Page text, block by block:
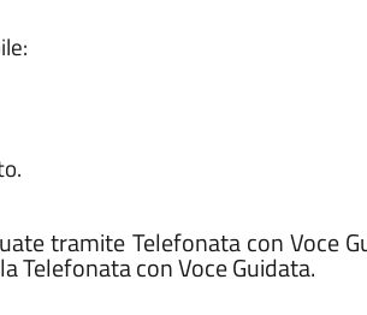
tramite Telefonata con Voce
Telefonata con Voce Guidata.